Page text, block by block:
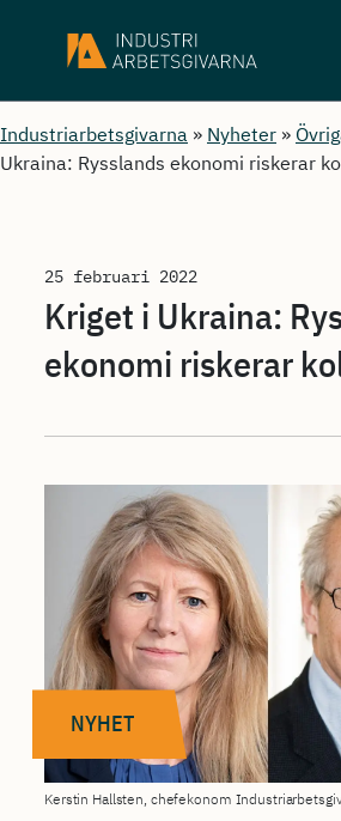
Industriarbetsgivarna » Nyheter »
Ukraina: Rysslands ekonomi riskerar
25 februari 2022
Kriget i Ukraina:
ekonomi riskerar
NYHET
Kerstin Hallsten, chefekonom